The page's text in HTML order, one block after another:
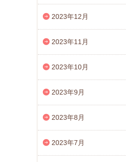
2023年12月
2023年11月
2023年10月
2023年9月
2023年8月
2023年7月